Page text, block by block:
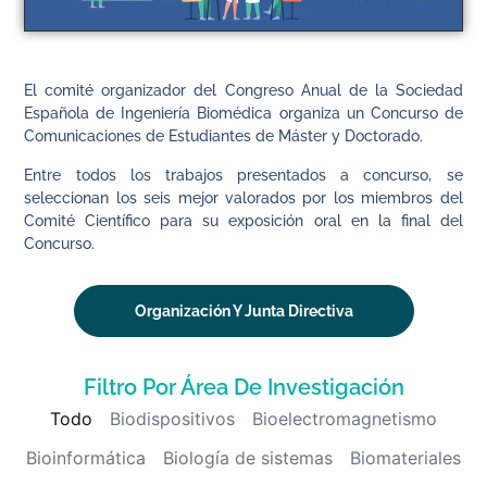
El comité organizador del Congreso Anual de la Sociedad
Española de Ingeniería Biomédica organiza un Concurso de
Comunicaciones de Estudiantes de Máster y Doctorado.
Entre todos los trabajos presentados a concurso, se
seleccionan los seis mejor valorados por los miembros del
Comité Científico para su exposición oral en la final del
Concurso.
Organización Y Junta Directiva
Filtro Por Área De Investigación
Biodispositivos
Bioelectromagnetismo
Bioinformática
Biología de sistemas
Biomateriales
Todo